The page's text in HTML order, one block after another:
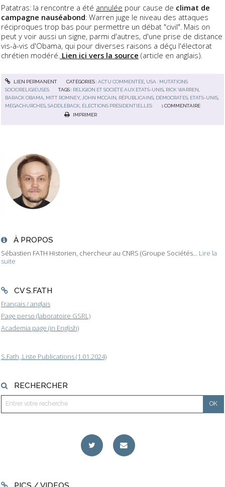
À PROPOS
Sébastien FATH Historien, chercheur au CNRS (Groupe Sociétés... Lire la
suite
CV S.FATH
Français / anglais
Page perso (laboratoire GSRL)
Academia page (in English)
S.Fath, Liste Publications (1.01.2024)
RECHERCHER
Patatras: la rencontre a été annulée pour cause de climat de
campagne nauséabond: Warren juge le niveau des attaques
réciproques trop bas pour permettre un débat "civil". Mais on
peut y voir aussi un signe, parmi d'autres, d'une prise de distance
vis-à-vis d'Obama, qui pour diverses raisons a déçu l'électorat
chrétien modéré. Lien ici vers la source (article en anglais).
LIEN PERMANENT CATÉGORIES :ACTU COMMENTÉE, USA : MUTATIONS
SOCIORELIGIEUSES
TAGS : RELIGION ET SOCIÉTÉ AUX ETATS-UNIS RICK WARREN
BARACK OBAMA MITT ROMNEY, JOHN MCCAIN RÉPUBLICAINS DÉMOCRATES ETATS-UNIS
MEGACHURCHES ,SADDLEBACK ÉLECTIONS PRÉSIDENTIELLES 1 COMMENTAIRE
IMPRIMER